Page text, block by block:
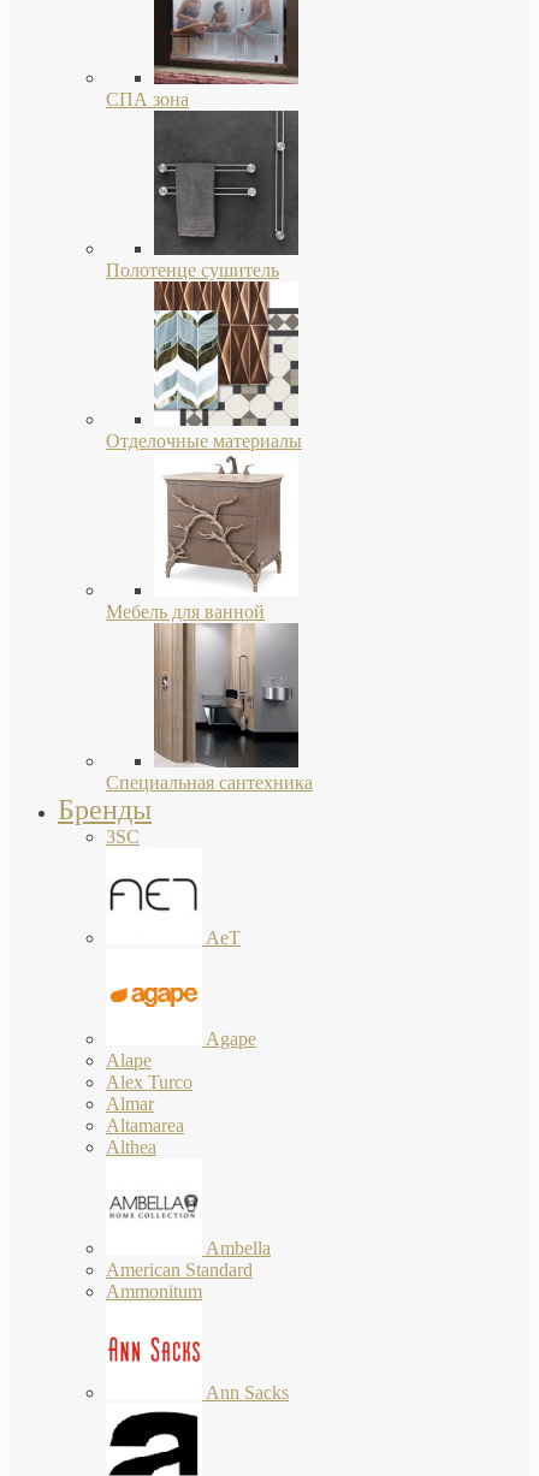
СПА зона
Полотенце сушитель
Отделочные материалы
Мебель для ванной
Специальная сантехника
Бренды
3SC
AeT
Agape
Alape
Alex Turco
Almar
Altamarea
Althea
Ambella
American Standard
Ammonitum
Ann Sacks